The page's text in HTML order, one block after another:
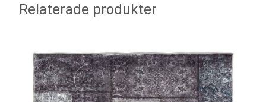
Relaterade produkter